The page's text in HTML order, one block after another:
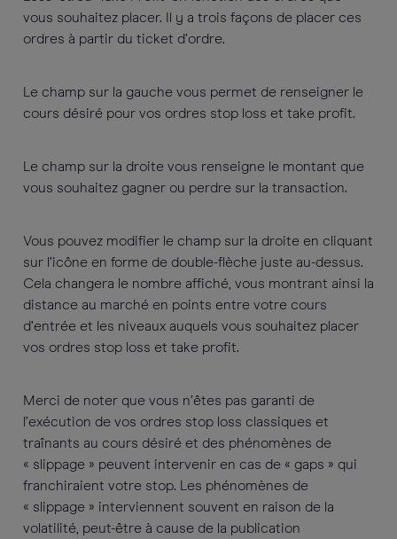
vous souhaitez placer. Il y a trois façons de placer ces
ordres à partir du ticket d’ordre.
Le champ sur la gauche vous permet de renseigner le
cours désiré pour vos ordres stop loss et take profit.
Le champ sur la droite vous renseigne le montant que
vous souhaitez gagner ou perdre sur la transaction.
Vous pouvez modifier le champ sur la droite en cliquant
sur l’icône en forme de double-flèche juste au-dessus.
Cela changera le nombre affiché, vous montrant ainsi la
distance au marché en points entre votre cours
d’entrée et les niveaux auquels vous souhaitez placer
vos ordres stop loss et take profit.
Merci de noter que vous n’êtes pas garanti de
l’exécution de vos ordres stop loss classiques et
traînants au cours désiré et des phénomènes de
« slippage » peuvent intervenir en cas de « gaps » qui
franchiraient votre stop. Les phénomènes de
« slippage » interviennent souvent en raison de la
volatilité, peut-être à cause de la publication